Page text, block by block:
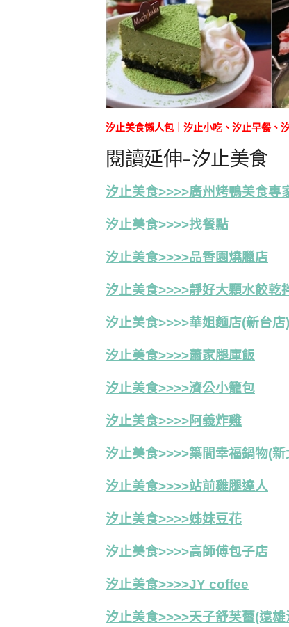
汐止美食懶人包｜汐止小吃、汐止早餐、
閱讀延伸-汐止美食
汐止美食>>>>廣州烤鴨美食專
汐止美食>>>>找餐點
汐止美食>>>>品香園燒臘店
汐止美食>>>>靜好大顆水餃乾
汐止美食>>>>華姐麵店(新台店)
汐止美食>>>>蕭家腿庫飯
汐止美食>>>>濟公小籠包
汐止美食>>>>阿義炸雞
汐止美食>>>>築間幸福鍋物(
汐止美食>>>>站前雞腿達人
汐止美食>>>>姊妹豆花
汐止美食>>>>高師傅包子店
汐止美食>>>>JY coffee
汐止美食>>>>天子舒芙蕾(遠